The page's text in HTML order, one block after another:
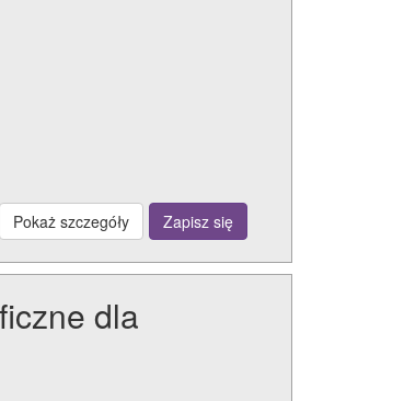
Pokaż szczegóły
Zapisz się
dla